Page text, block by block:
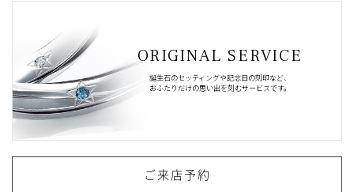
ORIGINAL SERVICE
誕生石のセッティングや記念日の刻印など、
おふたりだけの思い出を刻むサービスです。
ご来店予約